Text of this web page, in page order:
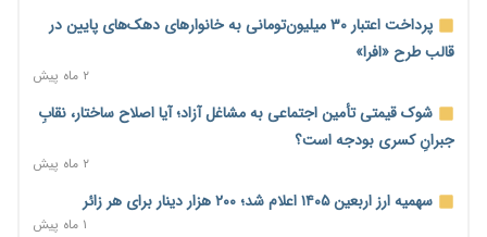
ترمز تولید خودرو کشیده شد؛ افت ۲۵ درصدی تیراژ ایران‌خودرو،
سایپا و پارس‌خودرو
۱ روز پیش
بنگاه‌داری بانک‌ها؛ مانع بزرگ خانه‌دار شدن مستأجران
نماینده مجلس: توسعه مرزهای زمینی به راهبرد تأمین کالاهای
اساسی تبدیل شود
۱ روز پیش
پرداخت اعتبار ۳۰ میلیون‌تومانی به خانوارهای دهک‌های پایین در
قالب طرح «افرا»
۲ ماه پیش
شوک قیمتی تأمین اجتماعی به مشاغل آزاد؛ آیا اصلاح ساختار، نقابِ
جبرانِ کسری بودجه است؟
۲ ماه پیش
سهمیه ارز اربعین ۱۴۰۵ اعلام شد؛ ۲۰۰ هزار دینار برای هر زائر
۱ ماه پیش